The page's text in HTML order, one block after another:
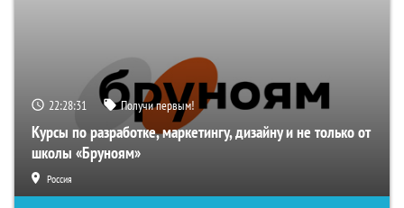
22:28:29 Получи первым!
Курсы по разработке, маркетингу, дизайну и не только от
школы «Бруноям»
Россия